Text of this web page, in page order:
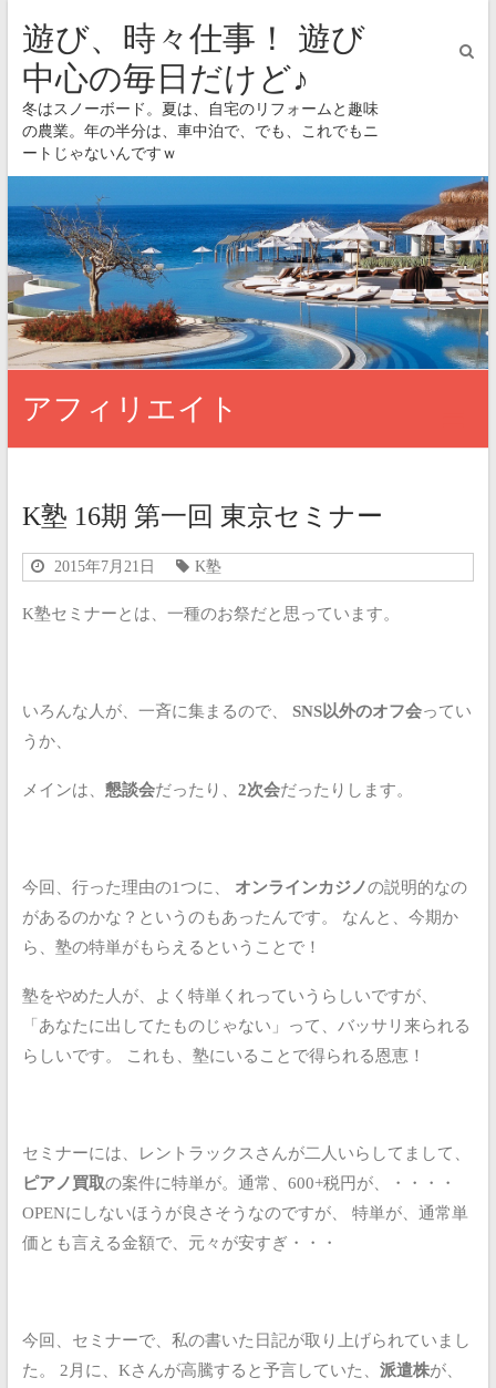
遊び、時々仕事！ 遊び
中心の毎日だけど♪
冬はスノーボード。夏は、自宅のリフォームと趣味
の農業。年の半分は、車中泊で、でも、これでもニ
ートじゃないんですｗ
アフィリエイト
K塾 16期 第一回 東京セミナー
2015年7月21日 K塾
K塾セミナーとは、一種のお祭だと思っています。
いろんな人が、一斉に集まるので、 SNS以外のオフ会ってい
うか、
メインは、 懇談会だったり、 2次会だったりします。
今回、行った理由の1つに、 オンラインカジノの説明的なの
があるのかな？というのもあったんです。
なんと、今期か
ら、塾の特単がもらえるということで！
塾をやめた人が、よく特単くれっていうらしいですが、
「あなたに出してたものじゃない」って、バッサリ来られる
らしいです。
これも、塾にいることで得られる恩恵！
セミナーには、レントラックスさんが二人いらしてまして、
ピアノ買取の案件に特単が。通常、600+税円が、・・・・
OPENにしないほうが良さそうなのですが、
特単が、通常単
価とも言える金額で、元々が安すぎ・・・
今回、セミナーで、私の書いた日記が取り上げられていまし
た。
2月に、Kさんが高騰すると予言していた、 派遣株が、